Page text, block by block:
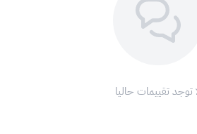
توجد تقييمات حاليا